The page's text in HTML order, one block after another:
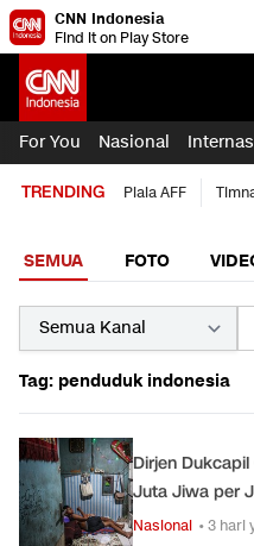
CNN Indonesia
Find it on Play Store
For You Nasional
TRENDING Piala AFF
SEMUA FOTO
Tag: penduduk indonesia
Dirjen
Juta Jiwa per
Nasional • 3 hari